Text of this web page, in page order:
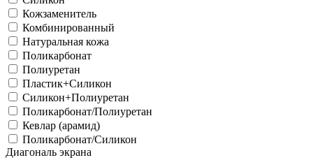
Кожзаменитель
Комбинированный
Натуральная кожа
Поликарбонат
Полиуретан
Пластик+Силикон
Силикон+Полиуретан
Поликарбонат/Полиуретан
Кевлар (арамид)
Поликарбонат/Силикон
Диагональ экрана